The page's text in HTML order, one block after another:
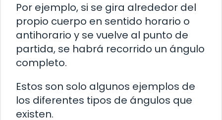
Por ejemplo, si se gira alrededor del
propio cuerpo en sentido horario o
antihorario y se vuelve al punto de
partida, se habrá recorrido un ángulo
completo.
Estos son solo algunos ejemplos de
los diferentes tipos de ángulos que
existen.